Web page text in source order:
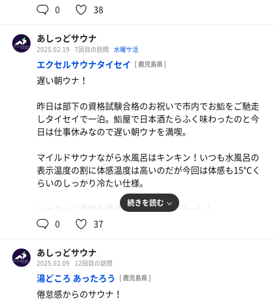
交代浴であまみが出る素晴らしい温冷の温度差！もう最高
😊
交代浴で普通にリピートしたい施設でした😍
サウナ:10分
休憩6分
交代浴:温1分×5、冷0.5分×5、2セット
0 38
あしっどサウナ
2025.02.19 7回目の訪問 水曜サ活
エクセルサウナタイセイ [ 鹿児島県 ]
遅い朝ウナ！
昨日は部下の資格試験合格のお祝いで市内でお鮨をご馳走
しタイセイで一泊。鮨屋で日本酒たらふく味わったのと今
日は仕事休みなので遅い朝ウナを満喫。
マイルドサウナながら水風呂はキンキン！いつも水風呂の
表示温度の割に体感温度は高いのだが今回は体感も15℃く
らいのしっかり冷たい仕様。
シャキッと身体を締めて遅い1日のスタート！
水風呂:2分×2
休憩:6分×2
合計2セット
続きを読む
0 37
あしっどサウナ
2025.02.09 12回目の訪問
湯どころ あったろう [ 鹿児島県 ]
倦怠感からのサウナ！